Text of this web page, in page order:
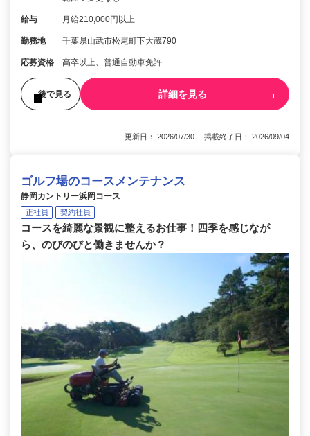
給与 月給210,000円以上
勤務地 千葉県山武市松尾町下大蔵790
応募資格 高卒以上、普通自動車免許
後で見る 詳細を見る
更新日： 2026/07/30 掲載終了日： 2026/09/04
ゴルフ場のコースメンテナンス
静岡カントリー浜岡コース
正社員 契約社員
コースを綺麗な景観に整えるお仕事！四季を感じなが
ら、のびのびと働きませんか？